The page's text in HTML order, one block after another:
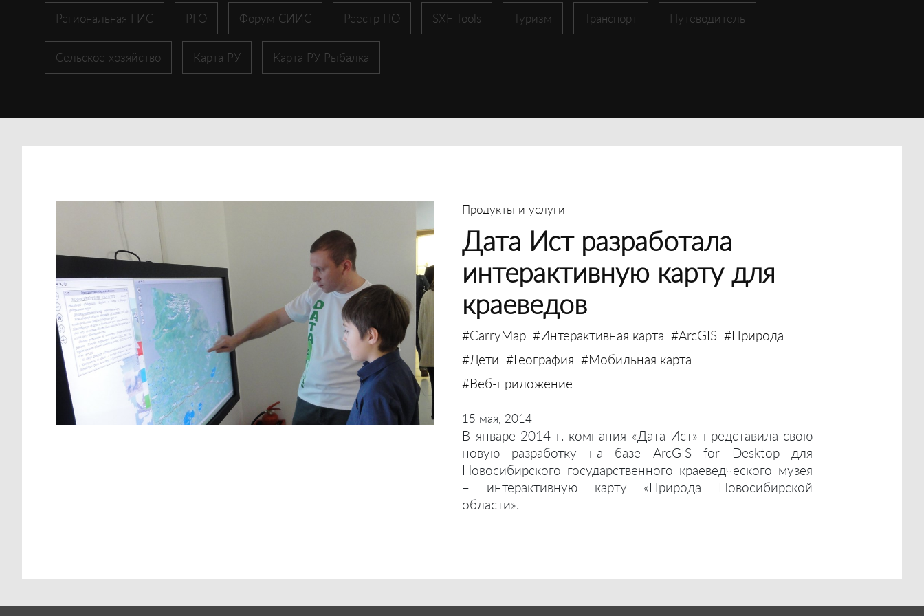
Региональная ГИС РГО Форум СИИС Реестр ПО SXF Tools Туризм Транспорт Путеводитель
Сельское хозяйство Карта РУ Карта РУ Рыбалка
Продукты и услуги
Дата Ист разработала
интерактивную карту для
краеведов
#CarryMap #Интерактивная карта #ArcGIS #Природа
#Дети #География #Мобильная карта
#Веб-приложение
15 мая, 2014
В январе 2014 г. компания «Дата Ист» представила свою
новую разработку на базе ArcGIS for Desktop для
Новосибирского государственного краеведческого музея
– интерактивную карту «Природа Новосибирской
области».